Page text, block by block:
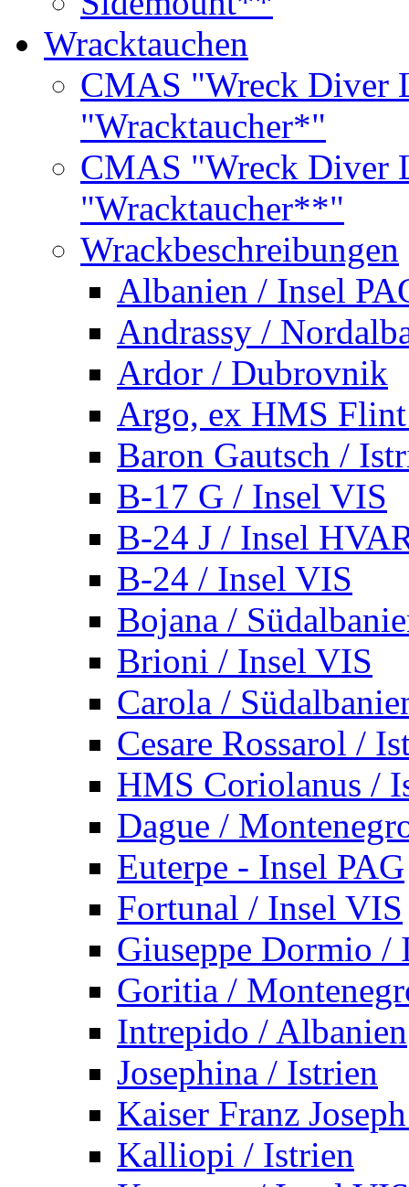
Wracktauchen
CMAS "Wreck Diver
"Wracktaucher*"
CMAS "Wreck Diver
"Wracktaucher**"
Wrackbeschreibungen
Albanien / Insel
Andrassy /
Ardor / Dubrovnik
Argo, ex HMS
Baron Gautsch /
B-17 G / Insel VIS
B-24 J / Insel
B-24 / Insel VIS
Bojana /
Brioni / Insel VIS
Carola /
Cesare Rossarol /
HMS Coriolanus /
Dague /
Euterpe - Insel PAG
Fortunal / Insel VIS
Giuseppe Dormio /
Goritia /
Intrepido / Albanien
Josephina / Istrien
Kaiser Franz
Kalliopi / Istrien